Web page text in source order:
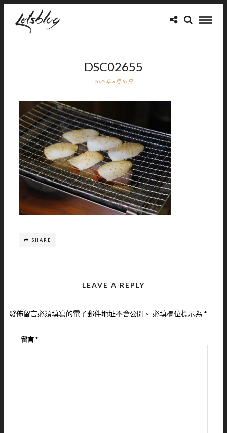
DSC02655
2025 年 8 月 10 日
SHARE
LEAVE A REPLY
發佈留言必須填寫的電子郵件地址不會公開。 必填欄位標示為 *
留言*